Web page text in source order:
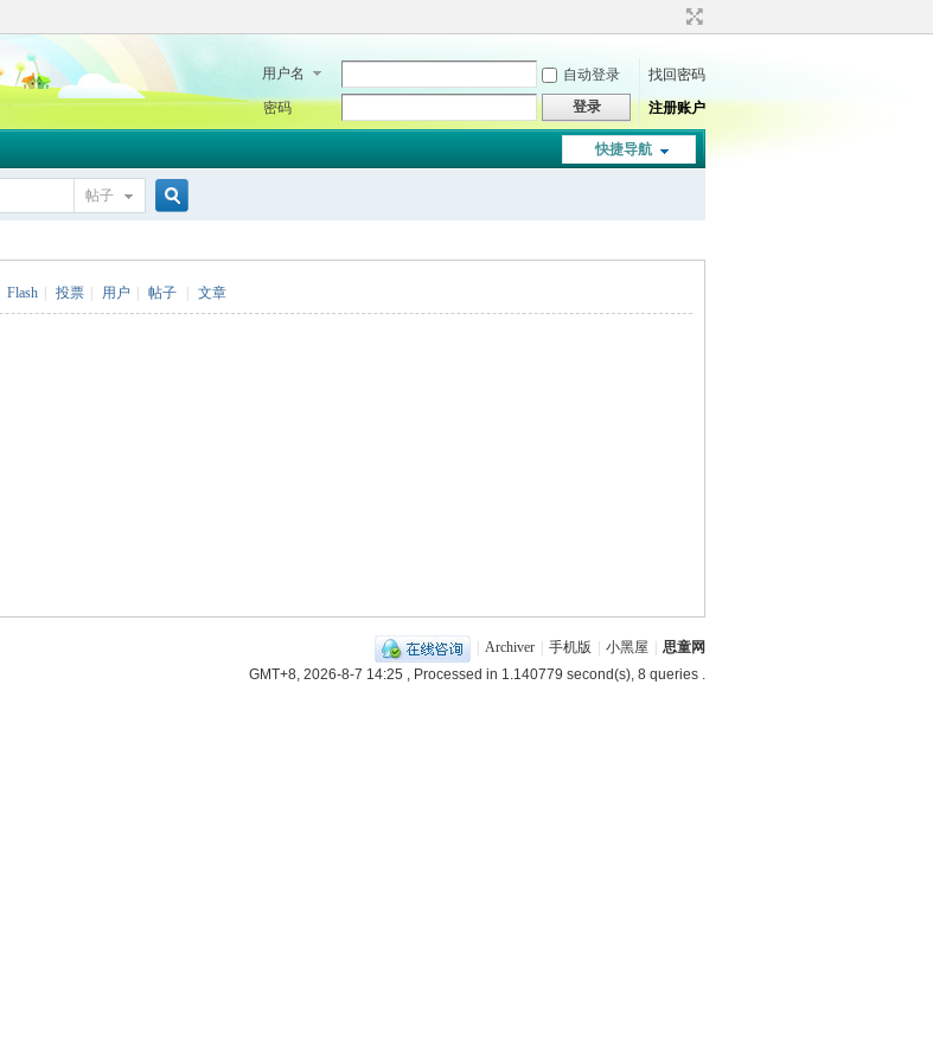
用户名 自动登录
找回密码
密码
登录 注册账户
快捷导航
帖子
Flash 投票 用户 帖子 文章
Archiver 手机版 小黑屋
思童网
GMT+8, 2026-8-7 14:25 , Processed in 1.140779 second(s), 8 queries .